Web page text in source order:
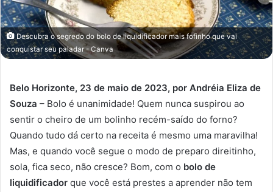
Descubra o segredo do bolo de liquidificador mais fofinho que vai
conquistar seu paladar - Canva
Belo Horizonte, 23 de maio de 2023, por Andréia Eliza de
Souza – Bolo é unanimidade! Quem nunca suspirou ao
sentir o cheiro de um bolinho recém-saído do forno?
Quando tudo dá certo na receita é mesmo uma maravilha!
Mas, e quando você segue o modo de preparo direitinho,
sola, fica seco, não cresce? Bom, com o bolo de
liquidificador que você está prestes a aprender não tem